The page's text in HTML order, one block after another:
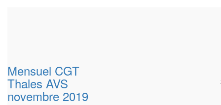
Mensuel CGT
Thales AVS
novembre 2019